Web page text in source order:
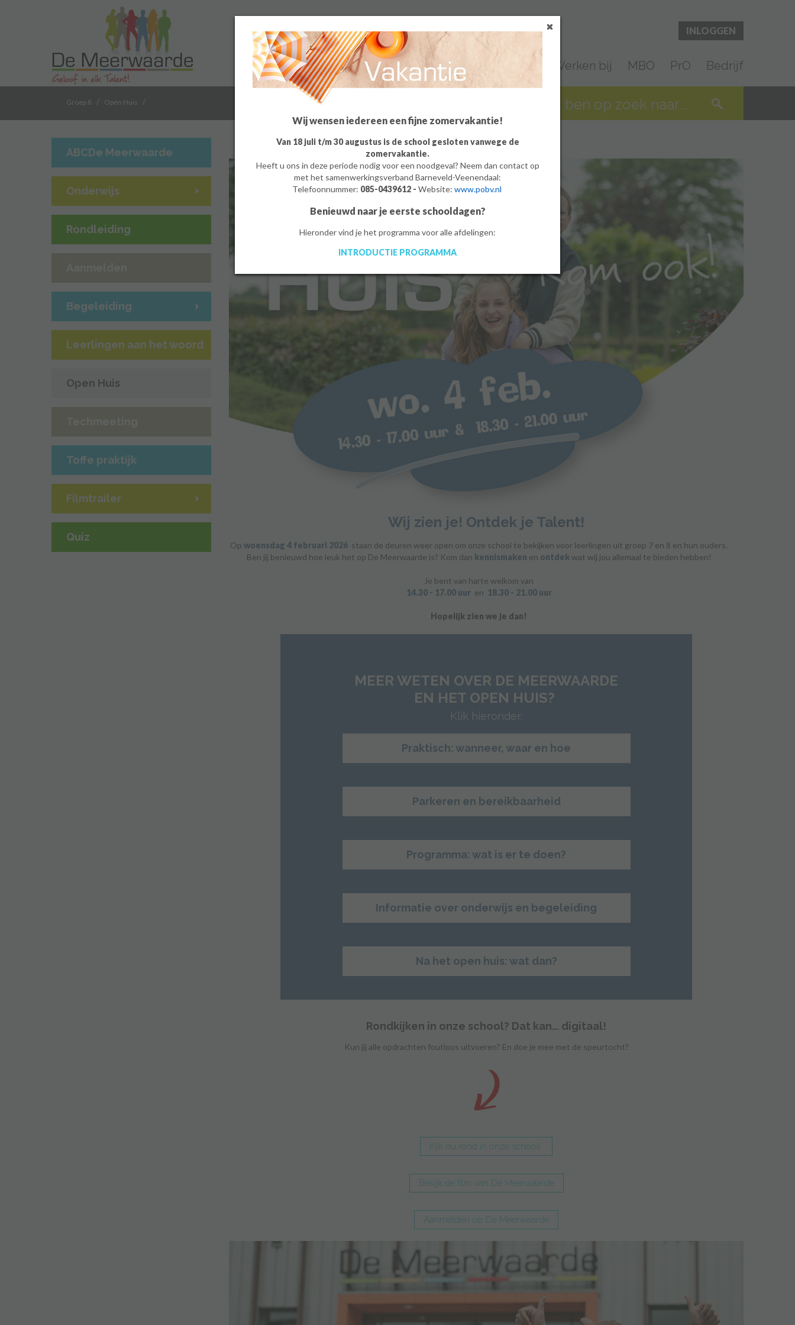
Wij wensen iedereen een fijne zomervakantie!
Van 18 juli t/m 30 augustus is de school gesloten vanwege de
zomervakantie.
Heeft u ons in deze periode nodig voor een noodgeval? Neem dan contact op
met het samenwerkingsverband Barneveld-Veenendaal:
Telefoonnummer: 085-0439612 - Website: www.pobv.nl
Benieuwd naar je eerste schooldagen?
Hieronder vind je het programma voor alle afdelingen:
INTRODUCTIE PROGRAMMA
INLOGGEN
o
m
Algemeen Groep 8 Ouders Leerlingen Werken bij MBO PrO Bedrijf
Groep 8 / Open Huis /
ABCDe Meerwaarde
Onderwijs
Rondleiding
Begeleiding
Leerlingen aan het woord
Open Huis
Toffe praktijk
Filmtrailer
Quiz
Wij zien je! Ontdek je Talent!
Op woensdag 4 februari 2026 staan de deuren weer open om onze school te bekijken voor leerlingen uit groep 7 en 8 en hun ouders.
Ben jij benieuwd hoe leuk het op De Meerwaarde is? Kom dan kennismaken en ontdek wat wij jou allemaal te bieden hebben!
Je bent van harte welkom van
14.30 - 17.00 uur en 18.30 - 21.00 uur
Hopelijk zien we je dan!
MEER WETEN OVER DE MEERWAARDE
EN HET OPEN HUIS?
Klik hieronder:
Praktisch: wanneer, waar en hoe
Parkeren en bereikbaarheid
Programma: wat is er te doen?
Informatie over onderwijs en begeleiding
Na het open huis: wat dan?
Rondkijken in onze school? Dat kan... digitaal!
Kun jij alle opdrachten foutloos uitvoeren? En doe je mee met de speurtocht?
Kijk nu rond in onze school!
Bekijk de film van De Meerwaarde
Aanmelden op De Meerwaarde